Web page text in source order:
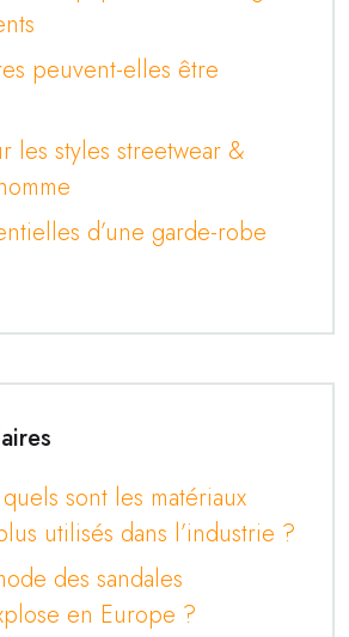
peuvent-elles être
les styles streetwear &
d’une garde-robe
sont les matériaux
utilisés dans l’industrie ?
des sandales
en Europe ?